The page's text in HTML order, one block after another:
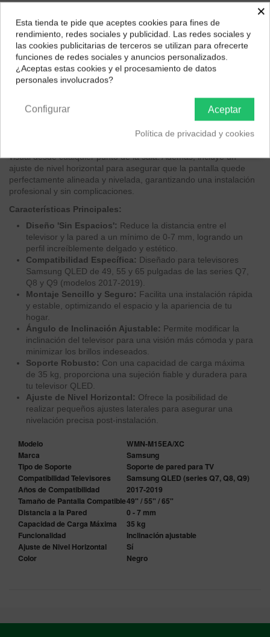
EAN 8801643884536
El soporte de pared Samsung Sin Espacios WMN-M15EA/XC está
diseñado específicamente para complementar la estética
premium de tus televisores Samsung QLED de 2017 a 2019. Este
innovador sistema de montaje permite que tu televisor se integre
de forma casi perfecta con la pared, manteniendo una distancia
ultra-reducida de solo 0 a 7 mm. El resultado es una instalación
cualquier ambiente moderno.
Disfruta de una flexibilidad óptima en la visualización gracias a su
funcionalidad de inclinación ajustable, que te permite encontrar el
visual desde cualquier punto de la sala. Además, incluye un
ajuste de nivel horizontal para asegurar que la pantalla quede
perfectamente alineada y nivelada, garantizando una instalación
profesional y sin complicaciones.
Características Principales:
Diseño 'Sin Espacios': Reduce la distancia entre el
televisor y la pared a un mínimo de 0-7 mm, logrando un
perfil increíblemente delgado y estético.
Compatibilidad Específica: Diseñado para televisores
Samsung QLED de 49, 55 y 65 pulgadas de las series Q7,
Q8 y Q9 (modelos 2017-2019).
Montaje Sencillo y Seguro: Facilita una instalación rápida
y estable, optimizando el espacio y la apariencia de tu
hogar.
Ángulo de Inclinación Ajustable: Permite modificar la
inclinación del televisor para una visión más cómoda y para
minimizar los brillos indeseados.
Soporte Robusto: Con una capacidad de carga máxima
de 35 kg, proporciona una sujeción fiable y duradera para
tu televisor QLED.
Ajuste de Nivel Horizontal: Ofrece la posibilidad de
realizar pequeños ajustes laterales para asegurar una
nivelación precisa post-instalación.
Modelo
WMN-M15EA/XC
Marca
Samsung
Tipo de Soporte
Soporte de pared para TV
Compatibilidad Televisores
Samsung QLED (series Q7, Q8, Q9)
Años de Compatibilidad
2017-2019
Tamaño de Pantalla Compatible49" / 55" / 65"
Distancia a la Pared
0 - 7 mm
Capacidad de Carga Máxima
35 kg
Funcionalidad
Inclinación ajustable
Ajuste de Nivel Horizontal
Sí
Color
Negro
¿Dónde deseas recibir tu pedido?
Selecciona tu ubicación para mostrarte los precios e
impuestos correctos para tu región.
×
Esta tienda te pide que aceptes cookies para fines de
rendimiento, redes sociales y publicidad. Las redes sociales y
las cookies publicitarias de terceros se utilizan para ofrecerte
funciones de redes sociales y anuncios personalizados.
¿Aceptas estas cookies y el procesamiento de datos
personales involucrados?
Aceptar
Configurar
Política de privacidad y cookies